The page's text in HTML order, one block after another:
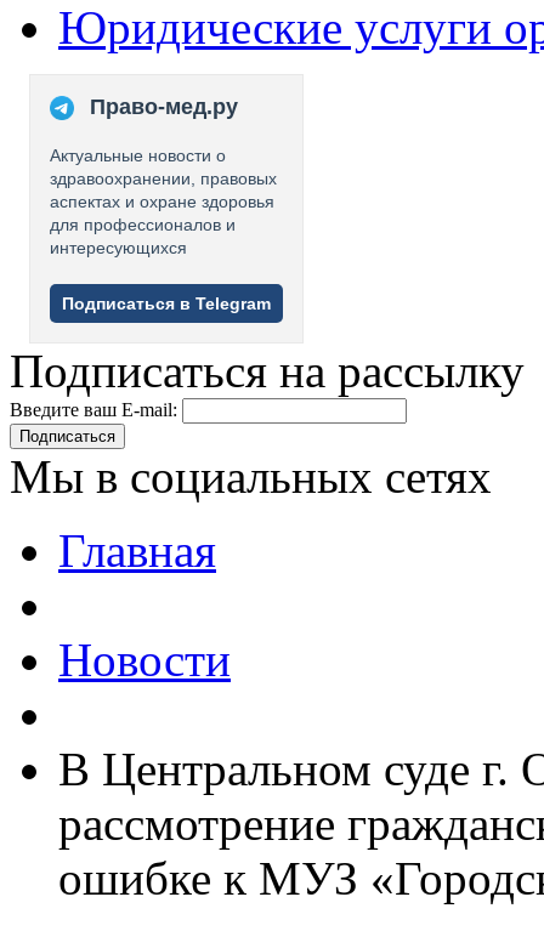
Юридические услуги
Право-мед.ру
Актуальные новости о
здравоохранении, правовых
аспектах и охране здоровья
для профессионалов и
интересующихся
Подписаться в Telegram
Подписаться на рассылку
Введите ваш E-mail:
Подписаться
Мы в социальных сетях
Главная
Новости
В Центральном суде г.
рассмотрение
ошибке к МУЗ